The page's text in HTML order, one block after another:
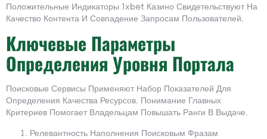
Положительные Индикаторы 1xbet Казино Свидетельствуют На
Качество Контента И Совпадение Запросам Пользователей.
Ключевые Параметры
Определения Уровня Портала
Поисковые Сервисы Применяют Набор Показателей Для
Определения Качества Ресурсов. Понимание Главных
Критериев Помогает Владельцам Повышать Ранги В Выдаче.
Релевантность Наполнения Поисковым Фразам